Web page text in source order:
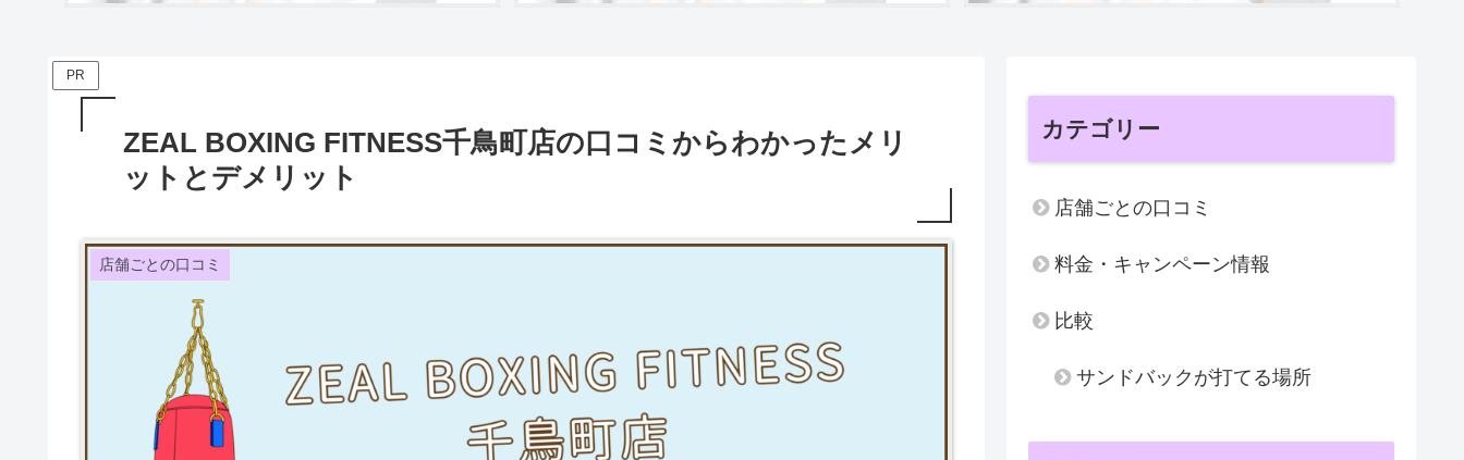
PR
ZEAL BOXING FITNESS千鳥町店の口コミからわかったメリ
ットとデメリット
店舗ごとの口コミ
カテゴリー
店舗ごとの口コミ
料金・キャンペーン情報
比較
サンドバックが打てる場所